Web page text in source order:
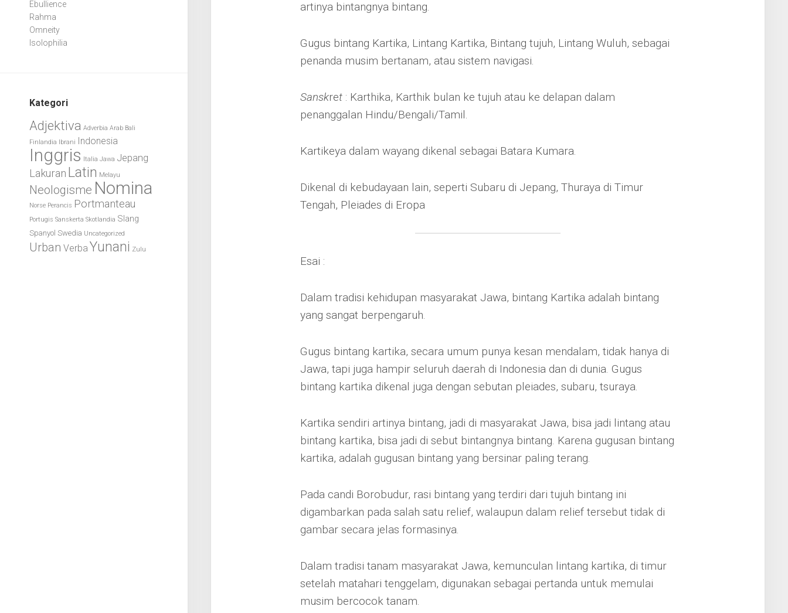
Ebullience
Rahma
Omneity
Isolophilia
Kategori
Adjektiva Adverbia Arab Bali
Finlandia Ibrani Indonesia
Inggris Italia Jawa Jepang
Lakuran Latin Melayu
Neologisme Nomina
Norse Perancis Portmanteau
Portugis Sanskerta Skotlandia Slang
Spanyol Swedia Uncategorized
Urban Verba Yunani Zulu
artinya bintangnya bintang.
Gugus bintang Kartika, Lintang Kartika, Bintang tujuh, Lintang Wuluh, sebagai
penanda musim bertanam, atau sistem navigasi.
Sanskret : Karthika, Karthik bulan ke tujuh atau ke delapan dalam
penanggalan Hindu/Bengali/Tamil.
Kartikeya dalam wayang dikenal sebagai Batara Kumara.
Dikenal di kebudayaan lain, seperti Subaru di Jepang, Thuraya di Timur
Tengah, Pleiades di Eropa
Esai :
Dalam tradisi kehidupan masyarakat Jawa, bintang Kartika adalah bintang
yang sangat berpengaruh.
Gugus bintang kartika, secara umum punya kesan mendalam, tidak hanya di
Jawa, tapi juga hampir seluruh daerah di Indonesia dan di dunia. Gugus
bintang kartika dikenal juga dengan sebutan pleiades, subaru, tsuraya.
Kartika sendiri artinya bintang, jadi di masyarakat Jawa, bisa jadi lintang atau
bintang kartika, bisa jadi di sebut bintangnya bintang. Karena gugusan bintang
kartika, adalah gugusan bintang yang bersinar paling terang.
Pada candi Borobudur, rasi bintang yang terdiri dari tujuh bintang ini
digambarkan pada salah satu relief, walaupun dalam relief tersebut tidak di
gambar secara jelas formasinya.
Dalam tradisi tanam masyarakat Jawa, kemunculan lintang kartika, di timur
setelah matahari tenggelam, digunakan sebagai pertanda untuk memulai
musim bercocok tanam.